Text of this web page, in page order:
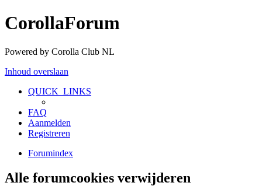
CorollaForum
Powered by Corolla Club NL
Inhoud overslaan
QUICK_LINKS
FAQ
Aanmelden
Registreren
Forumindex
Alle forumcookies verwijderen